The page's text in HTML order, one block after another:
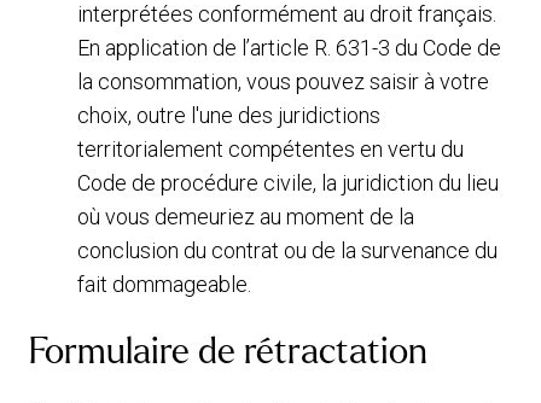
interprétées conformément au droit français.
En application de l’article R. 631-3 du Code de
la consommation, vous pouvez saisir à votre
choix, outre l'une des juridictions
territorialement compétentes en vertu du
Code de procédure civile, la juridiction du lieu
où vous demeuriez au moment de la
conclusion du contrat ou de la survenance du
fait dommageable.
Formulaire de rétractation